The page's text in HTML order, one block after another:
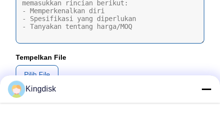
Tempelkan File
Pilih File
Anda dapat mengunggah hingga 5 file dan Setiap file berukuran
maksimal 10MB
Kingdisk